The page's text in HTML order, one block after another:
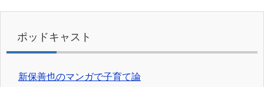
ポッドキャスト
新保善也のマンガで子育て論